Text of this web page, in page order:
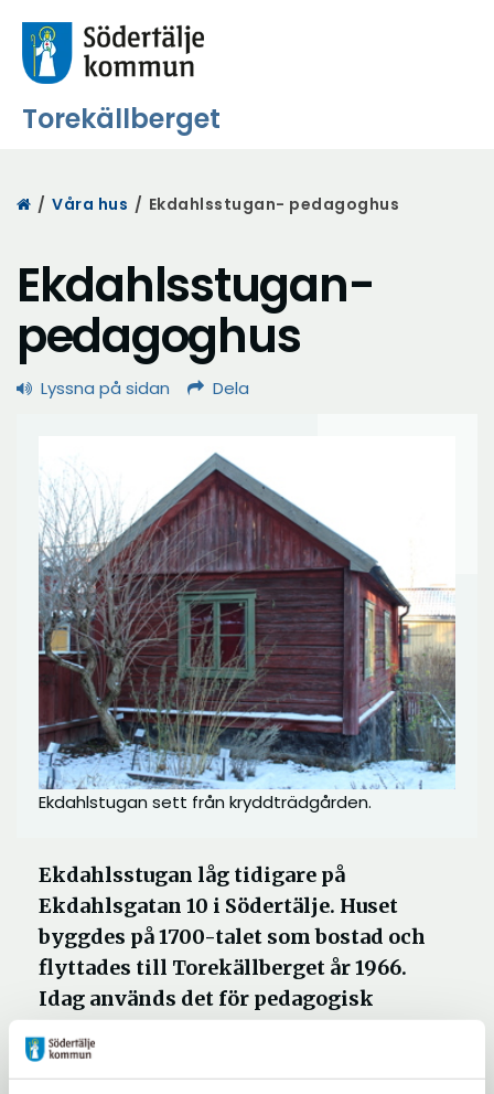
Torekällberget
Start
/ Våra hus / Ekdahlsstugan- pedagoghus
Ekdahlsstugan-
pedagoghus
Lyssna på sidan Dela
Ekdahlstugan sett från kryddträdgården.
Ekdahlsstugan låg tidigare på
Ekdahlsgatan 10 i Södertälje. Huset
byggdes på 1700-talet som bostad och
flyttades till Torekällberget år 1966.
Idag används det för pedagogisk